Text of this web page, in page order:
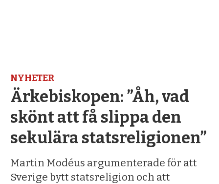
NYHETER
Ärkebiskopen: ”Åh, vad
skönt att få slippa den
sekulära statsreligionen”
Martin Modéus argumenterade för att
Sverige bytt statsreligion och att